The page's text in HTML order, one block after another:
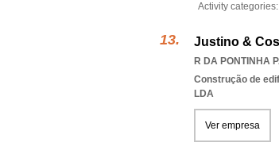
Activity categories:
Justino &
R DA PONTINHA
Construção de
LDA
Ver empresa